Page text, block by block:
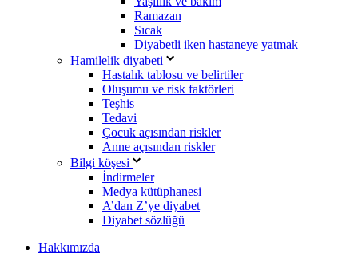
Ramazan
Sıcak
Diyabetli iken hastaneye yatmak
Hamilelik diyabeti
Hastalık tablosu ve belirtiler
Oluşumu ve risk faktörleri
Teşhis
Tedavi
Çocuk açısından riskler
Anne açısından riskler
Bilgi köşesi
İndirmeler
Medya kütüphanesi
A’dan Z’ye diyabet
Diyabet sözlüğü
Hakkımızda